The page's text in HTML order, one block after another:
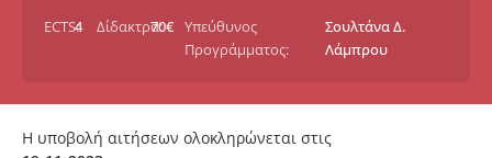
ECTS:4 Δίδακτρα:70€ Υπεύθυνος
Προγράμματος:
Σουλτάνα Δ.
Λάμπρου
Η υποβολή αιτήσεων ολοκληρώνεται στις